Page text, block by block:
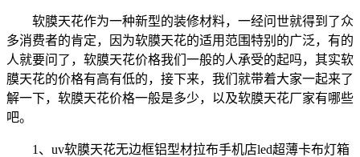
软膜天花作为一种新型的装修材料，一经问世就得到了众
多消费者的肯定，因为软膜天花的适用范围特别的广泛，有的
人就要问了，软膜天花价格我们一般的人承受的起吗，其实软
膜天花的价格有高有低的，接下来，我们就带着大家一起来了
解一下，软膜天花价格一般是多少，以及软膜天花厂家有哪些
吧。
1、uv软膜天花无边框铝型材拉布手机店led超薄卡布灯箱